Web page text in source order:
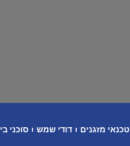
טכנאי מזגנים דודי שמש סוכני